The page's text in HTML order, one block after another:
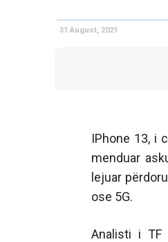
31 August, 2021
IPhone 13, i
menduar
lejuar
ose 5G.
Analisti i TF